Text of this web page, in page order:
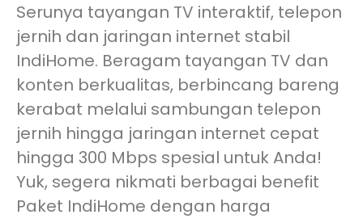
Serunya tayangan TV interaktif, telepon
jernih dan jaringan internet stabil
IndiHome. Beragam tayangan TV dan
konten berkualitas, berbincang bareng
kerabat melalui sambungan telepon
jernih hingga jaringan internet cepat
hingga 300 Mbps spesial untuk Anda!
Yuk, segera nikmati berbagai benefit
Paket IndiHome dengan harga